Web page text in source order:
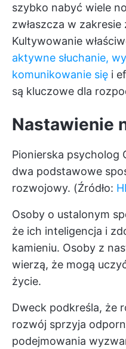
szybko nabyć wiele
zwłaszcza w
Kultywowanie
aktywne słuchanie,
komunikowanie się i
są kluczowe dla
Nastawienie
Pionierska psycholog
dwa podstawowe
rozwojowy. (Źródło:
Osoby o ustalonym
że ich inteligencja i
kamieniu. Osoby z
wierzą, że mogą
życie.
Dweck podkreśla, że
rozwój sprzyja
podejmowania